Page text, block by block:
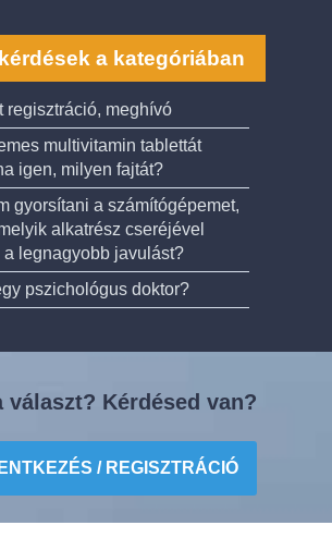
a kategóriában
regisztráció, meghívó
multivitamin tablettát
igen, milyen fajtát?
gyorsítani a számítógépemet,
alkatrész cseréjével
a legnagyobb javulást?
pszichológus doktor?
választ? Kérdésed van?
/ REGISZTRÁCIÓ